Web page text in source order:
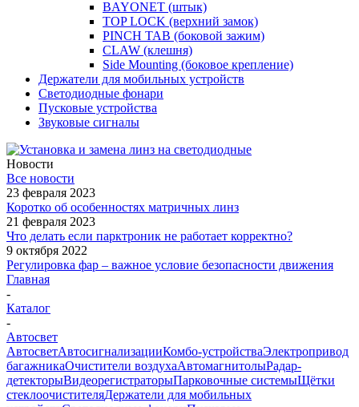
BAYONET (штык)
TOP LOCK (верхний замок)
PINCH TAB (боковой зажим)
CLAW (клешня)
Side Mounting (боковое крепление)
Держатели для мобильных устройств
Светодиодные фонари
Пусковые устройства
Звуковые сигналы
Новости
Все новости
23 февраля 2023
Коротко об особенностях матричных линз
21 февраля 2023
Что делать если парктроник не работает корректно?
9 октября 2022
Регулировка фар – важное условие безопасности движения
Главная
-
Каталог
-
Автосвет
АвтосветАвтосигнализацииКомбо-устройстваЭлектропривод
багажникаОчистители воздухаАвтомагнитолыРадар-
детекторыВидеорегистраторыПарковочные системыЩётки
стеклоочистителяДержатели для мобильных